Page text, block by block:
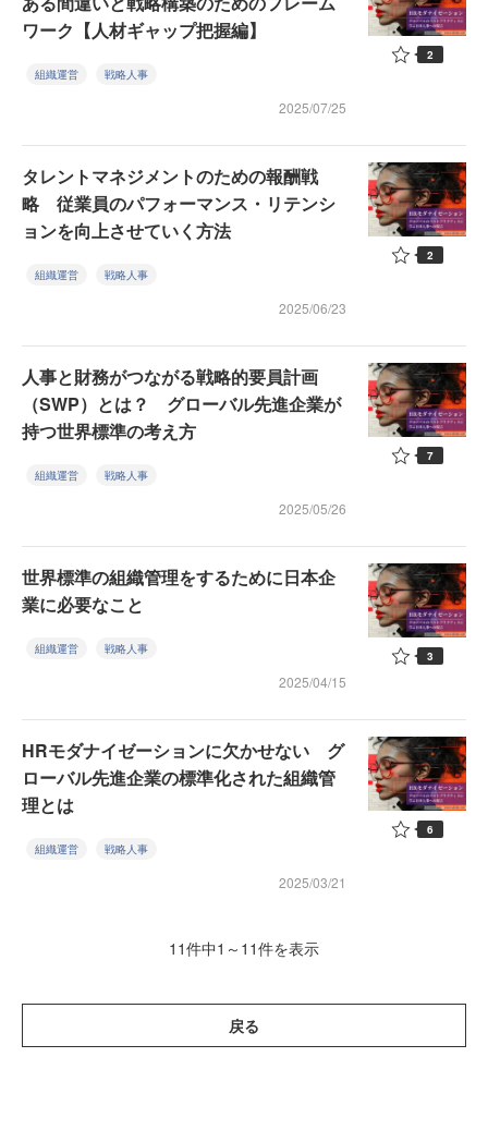
ワーク【人材ギャップ把握編】
組織運営 戦略人事
2025/07/25
2
タレントマネジメントのための報酬戦
略 従業員のパフォーマンス・リテンシ
ョンを向上させていく方法
組織運営 戦略人事
2025/06/23
2
人事と財務がつながる戦略的要員計画
（SWP）とは？ グローバル先進企業が
持つ世界標準の考え方
組織運営 戦略人事
2025/05/26
7
世界標準の組織管理をするために日本企
業に必要なこと
組織運営 戦略人事
2025/04/15
3
HRモダナイゼーションに欠かせない グ
ローバル先進企業の標準化された組織管
理とは
組織運営 戦略人事
2025/03/21
6
11件中1～11件を表示
戻る